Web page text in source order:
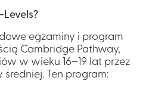
egzaminy i program
Cambridge Pathway,
w wieku 16–19 lat przez
Ten program: